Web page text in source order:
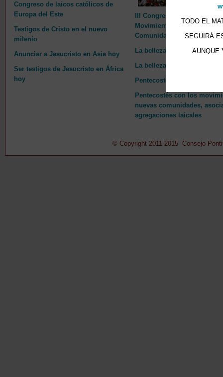
Congreso de laicos católicos de
Europa del Este
Testigos de Cristo en el nuevo
milenio
Anunciar a Jesucristo en Asia hoy
Ser testigos de Jesucristo en África
hoy
III Congreso Mundial de los
Movimientos Eclesiales y
Comunidades
La belleza de ser cristiano
La belleza de ser cristiano
Pentecostés 1998
Pentecostés con los
nuevas comunidades,
agregaciones laicales
© Copyright 2011-2015 Consejo
TODO EL
SEGUIRÁ
AUNQUE